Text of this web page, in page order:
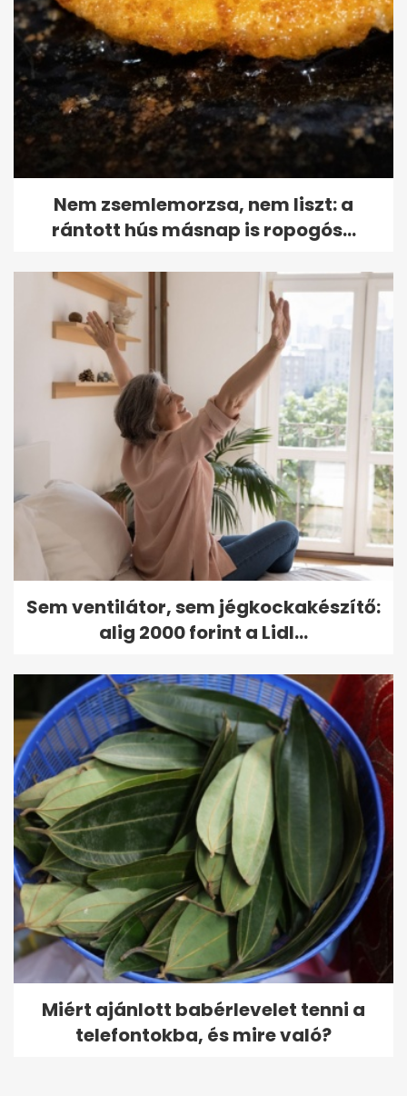
Nem zsemlemorzsa, nem liszt: a
rántott hús másnap is ropogós...
Sem ventilátor, sem jégkockakészítő:
alig 2000 forint a Lidl...
Miért ajánlott babérlevelet tenni a
telefontokba, és mire való?